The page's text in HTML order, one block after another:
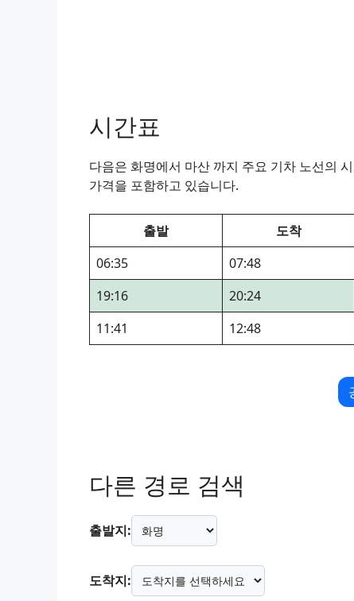
시간표
다음은 화명에서 마산 까지 주요 기차 노선의
가격을 포함하고 있습니다.
출발 도착
06:35
07:48
19:16
20:24
11:41
12:48
다른 경로 검색
출발지:
도착지: